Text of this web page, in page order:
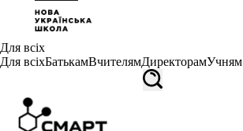
Для всіх
Для всіхБатькамВчителямДиректорамУчням